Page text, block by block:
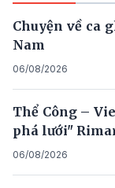
Chuyện về ca
Nam
06/08/2026
Thể Công –
phá lưới"
06/08/2026